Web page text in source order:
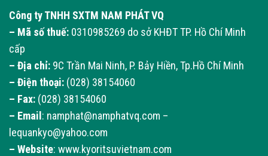
Công ty TNHH SXTM NAM PHÁT VQ
– Mã số thuế: 0310985269 do sở KHĐT TP. Hồ Chí Minh
cấp
– Địa chỉ: 9C Trần Mai Ninh, P. Bảy Hiền, Tp.Hồ Chí Minh
– Điện thoại: (028) 38154060
– Fax: (028) 38154060
– Email: namphat@namphatvq.com –
lequankyo@yahoo.com
– Website: www.kyoritsuvietnam.com